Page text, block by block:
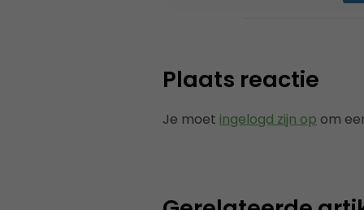
Plaats reactie
Je moet ingelogd zijn op om